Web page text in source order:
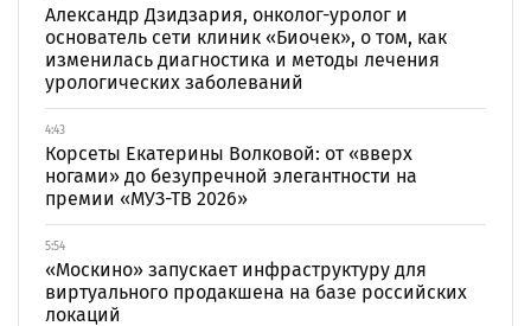
Александр Дзидзария, онколог-уролог и
основатель сети клиник «Биочек», о том, как
изменилась диагностика и методы лечения
урологических заболеваний
4:43
Корсеты Екатерины Волковой: от «вверх
ногами» до безупречной элегантности на
премии «МУЗ-ТВ 2026»
5:54
«Москино» запускает инфраструктуру для
виртуального продакшена на базе российских
локаций